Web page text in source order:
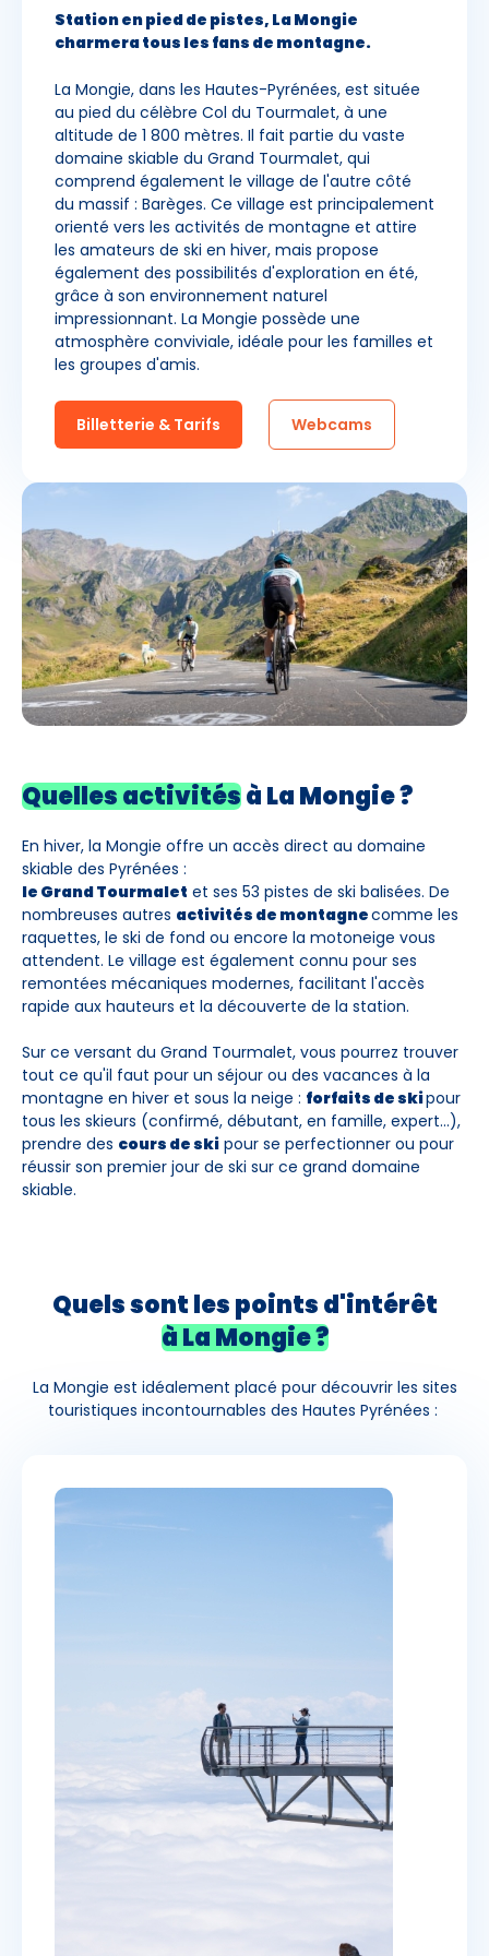
Etudiants - +
?
Station en pied de pistes, La Mongie
charmera tous les fans de montagne.
La Mongie, dans les Hautes-Pyrénées, est située
au pied du célèbre Col du Tourmalet, à une
altitude de 1 800 mètres. Il fait partie du vaste
domaine skiable du Grand Tourmalet, qui
comprend également le village de l'autre côté
du massif : Barèges. Ce village est principalement
orienté vers les activités de montagne et attire
les amateurs de ski en hiver, mais propose
également des possibilités d'exploration en été,
grâce à son environnement naturel
impressionnant. La Mongie possède une
atmosphère conviviale, idéale pour les familles et
les groupes d'amis.
Billetterie & Tarifs Webcams
Quelles activitésà La Mongie ?
En hiver, la Mongie offre un accès direct au domaine
skiable des Pyrénées :
le Grand Tourmalet et ses 53 pistes de ski balisées. De
nombreuses autres activités de montagnecomme les
raquettes, le ski de fond ou encore la motoneige vous
attendent. Le village est également connu pour ses
remontées mécaniques modernes, facilitant l'accès
rapide aux hauteurs et la découverte de la station.
Sur ce versant du Grand Tourmalet, vous pourrez trouver
tout ce qu'il faut pour un séjour ou des vacances à la
montagne en hiver et sous la neige : forfaits de skipour
tous les skieurs (confirmé, débutant, en famille, expert...),
prendre des cours de ski pour se perfectionner ou pour
réussir son premier jour de ski sur ce grand domaine
skiable.
Quels sont les points d'intérêt
à La Mongie ?
La Mongie est idéalement placé pour découvrir les sites
touristiques incontournables des Hautes Pyrénées :